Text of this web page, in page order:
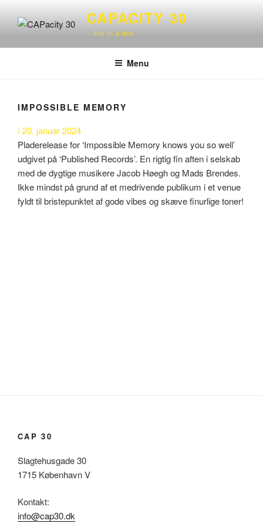
CAPACITY 30
– live in a box
Menu
IMPOSSIBLE MEMORY
/ 20. januar 2024
Pladerelease for ‘Impossible Memory knows you so well’
udgivet på ‘Published Records’. En rigtig fin aften i selskab
med de dygtige musikere Jacob Høegh og Mads Brendes.
Ikke mindst på grund af et medrivende publikum i et venue
fyldt til bristepunktet af gode vibes og skæve finurlige toner!
CAP 30
Slagtehusgade 30
1715 København V
Kontakt:
info@cap30.dk